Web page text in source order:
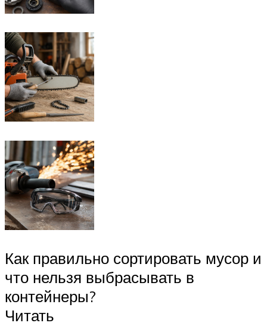
Как правильно сортировать мусор и
что нельзя выбрасывать в
контейнеры?
Читать